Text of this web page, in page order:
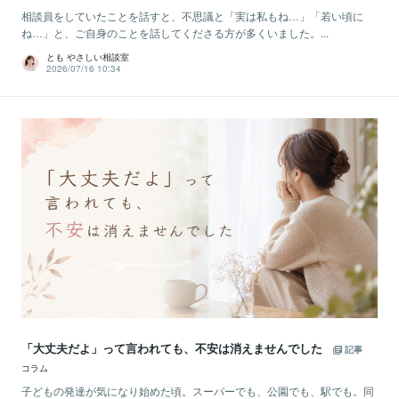
相談員をしていたことを話すと、不思議と「実は私もね…」「若い頃に
ね…」と、ご自身のことを話してくださる方が多くいました。...
とも やさしい相談室
2026/07/16 10:34
「大丈夫だよ」って言われても、不安は消えませんでした
記事
コラム
子どもの発達が気になり始めた頃。スーパーでも、公園でも、駅でも。同